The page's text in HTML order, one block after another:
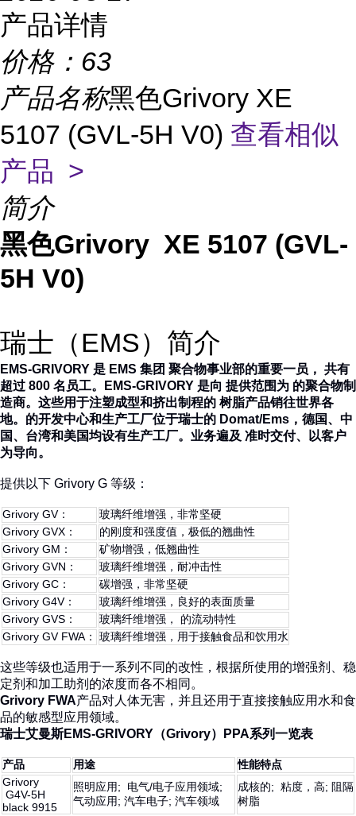
产品详情
价格： 63
产品名称黑色Grivory XE
5107 (GVL-5H V0) 查看相似
产品 >
简介
黑色Grivory XE 5107 (GVL-
5H V0)
瑞士（EMS）简介
EMS-GRIVORY 是 EMS 集团 聚合物事业部的重要一员， 共有
超过 800 名员工。
EMS-GRIVORY 是向 提供范围为 的聚合物制
造商。这些用于注塑成型和挤出制程的 树脂产品销往世界各
地。 的开发中心和生产工厂位于瑞士的 Domat/Ems，德国、中
国、台湾和美国均设有生产工厂。业务遍及 准时交付、以客户
为导向。
提供以下 Grivory G 等级：
Grivory GV：
玻璃纤维增强，非常坚硬
Grivory GVX：
的刚度和强度值，极低的翘曲性
Grivory GM：
矿物增强，低翘曲性
Grivory GVN：
玻璃纤维增强，耐冲击性
Grivory GC：
碳增强，非常坚硬
Grivory G4V：
玻璃纤维增强，良好的表面质量
Grivory GVS：
玻璃纤维增强， 的流动特性
Grivory GV FWA：
玻璃纤维增强，用于接触食品和饮用水
这些等级也适用于一系列不同的改性，根据所使用的增强剂、稳
定剂和加工助剂的浓度而各不相同。
Grivory FWA产品对人体无害，并且还用于直接接触应用水和食
品的敏感型应用领域。
瑞士艾曼斯EMS-GRIVORY（Grivory）PPA系列一览表
产品 用途
性能特点
Grivory
G4V-5H
black 9915
照明应用; 电气/电子应用领域;
气动应用; 汽车电子; 汽车领域
成核的; 粘度，高; 阻隔
树脂